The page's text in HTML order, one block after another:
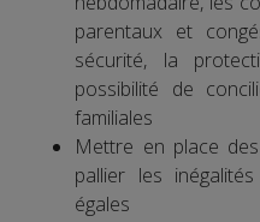
parentaux et
sécurité, la
possibilité de
familiales
Mettre en place
pallier les
égales